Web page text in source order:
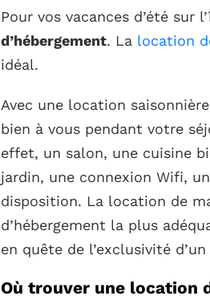
Pour vos vacances d’été sur
d’hébergement. La location
idéal.
Avec une location
bien à vous pendant votre
effet, un salon, une cuisine
jardin, une connexion Wifi,
disposition. La location de
d’hébergement la plus
en quête de l’exclusivité
Où trouver une location